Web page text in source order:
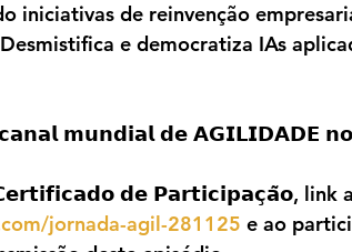
iniciativas de reinvenção
e democratiza IAs
𝗰𝗮𝗻𝗮𝗹 𝗺𝘂𝗻𝗱𝗶𝗮𝗹 𝗱𝗲 𝗔𝗚𝗜𝗟𝗜𝗗𝗔𝗗𝗘
𝗱𝗲 𝗣𝗮𝗿𝘁𝗶𝗰𝗶𝗽𝗮𝗰̧𝗮̃𝗼, link
jornada-agil-281125 e ao